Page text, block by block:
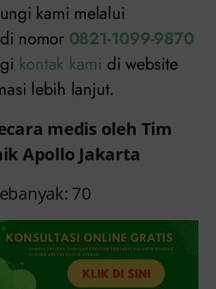
kami melalui
di nomor 0821-1099-9870
kontak kami di website
lebih lanjut.
medis oleh Tim
Apollo Jakarta
70